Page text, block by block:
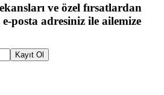
ve özel fırsatlardan
posta adresiniz ile ailemize
Kayıt Ol